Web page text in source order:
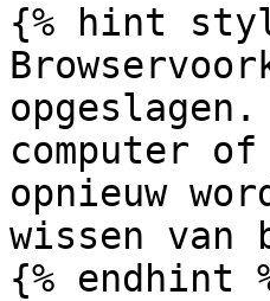
{% hint
computer
opnieuw
wissen van
{% endhint